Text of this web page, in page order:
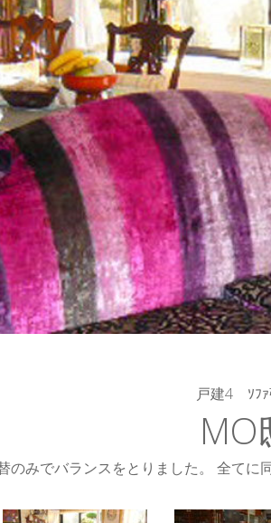
戸建4 ｿﾌ
MO
のみでバランスをとりました。 全て